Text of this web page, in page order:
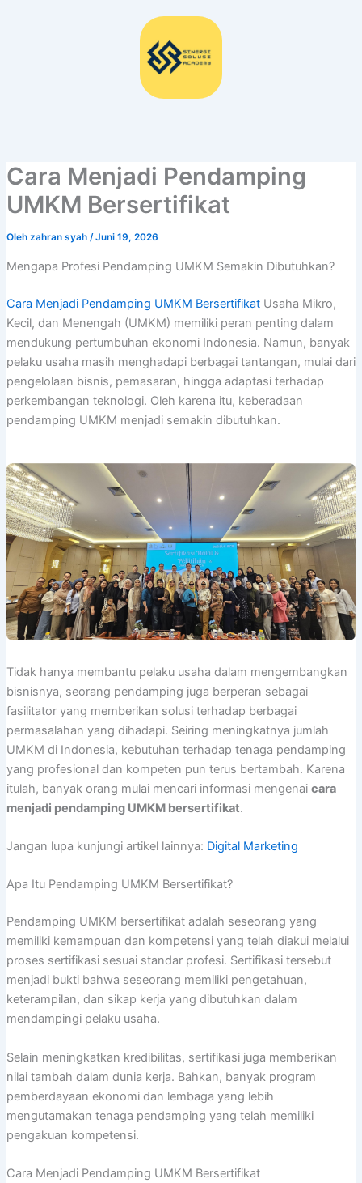
Cara Menjadi Pendamping
UMKM Bersertifikat
Oleh zahran syah /Juni 19, 2026
Mengapa Profesi Pendamping UMKM Semakin Dibutuhkan?
Cara Menjadi Pendamping UMKM Bersertifikat Usaha Mikro,
Kecil, dan Menengah (UMKM) memiliki peran penting dalam
mendukung pertumbuhan ekonomi Indonesia. Namun, banyak
pelaku usaha masih menghadapi berbagai tantangan, mulai dari
pengelolaan bisnis, pemasaran, hingga adaptasi terhadap
perkembangan teknologi. Oleh karena itu, keberadaan
pendamping UMKM menjadi semakin dibutuhkan.
Tidak hanya membantu pelaku usaha dalam mengembangkan
bisnisnya, seorang pendamping juga berperan sebagai
fasilitator yang memberikan solusi terhadap berbagai
permasalahan yang dihadapi. Seiring meningkatnya jumlah
UMKM di Indonesia, kebutuhan terhadap tenaga pendamping
yang profesional dan kompeten pun terus bertambah. Karena
itulah, banyak orang mulai mencari informasi mengenai cara
menjadi pendamping UMKM bersertifikat.
Jangan lupa kunjungi artikel lainnya: Digital Marketing
Apa Itu Pendamping UMKM Bersertifikat?
Pendamping UMKM bersertifikat adalah seseorang yang
memiliki kemampuan dan kompetensi yang telah diakui melalui
proses sertifikasi sesuai standar profesi. Sertifikasi tersebut
menjadi bukti bahwa seseorang memiliki pengetahuan,
keterampilan, dan sikap kerja yang dibutuhkan dalam
mendampingi pelaku usaha.
Selain meningkatkan kredibilitas, sertifikasi juga memberikan
nilai tambah dalam dunia kerja. Bahkan, banyak program
pemberdayaan ekonomi dan lembaga yang lebih
mengutamakan tenaga pendamping yang telah memiliki
pengakuan kompetensi.
Cara Menjadi Pendamping UMKM Bersertifikat